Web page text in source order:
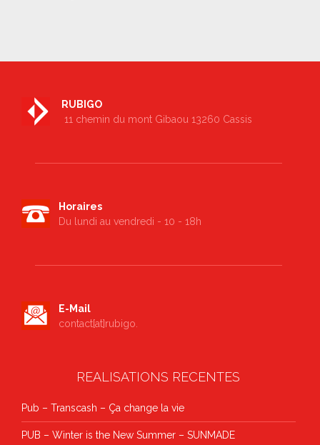
RUBIGO
11 chemin du mont Gibaou 13260 Cassis
Horaires
Du lundi au vendredi - 10 - 18h
E-Mail
contact[at]rubigo.
REALISATIONS RECENTES
Pub – Transcash – Ça change la vie
PUB – Winter is the New Summer – SUNMADE